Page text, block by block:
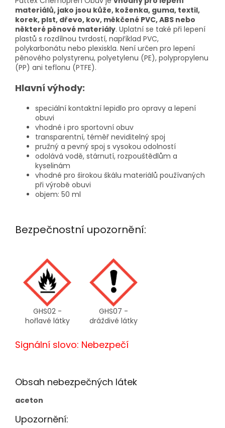
materiálů, jako jsou kůže, koženka, guma, textil,
korek, plst, dřevo, kov, měkčené PVC, ABS nebo
některé pěnové materiály. Uplatní se také při lepení
plastů s rozdílnou tvrdostí, například PVC,
polykarbonátu nebo plexiskla. Není určen pro lepení
pěnového polystyrenu, polyetylenu (PE), polypropylenu
(PP) ani teflonu (PTFE).
Hlavní výhody:
speciální kontaktní lepidlo pro opravy a lepení
obuvi
vhodné i pro sportovní obuv
transparentní, téměř neviditelný spoj
pružný a pevný spoj s vysokou odolností
odolává vodě, stárnutí, rozpouštědlům a
kyselinám
vhodné pro širokou škálu materiálů používaných
při výrobě obuvi
objem: 50 ml
Bezpečnostní upozornění:
GHS02 -
hořlavé látky
GHS07 -
dráždivé látky
Signální slovo: Nebezpečí
Obsah nebezpečných látek
aceton
Upozornění: